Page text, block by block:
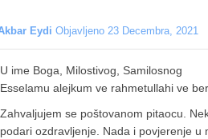
Eydi Objavljeno 23 Decembra, 2021
U ime Boga, Milostivog, Samilosnog
Esselamu alejkum ve rahmetullahi ve
Zahvaljujem se poštovanom pitaocu.
podari ozdravljenje. Nada i povjerenje u